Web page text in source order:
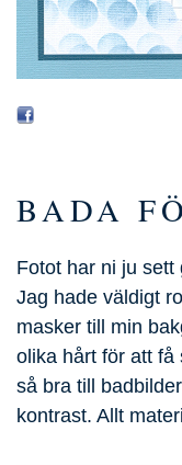
BADA
Fotot har ni ju
Jag hade väldigt
masker till min
olika hårt för att få
så bra till
kontrast. Allt